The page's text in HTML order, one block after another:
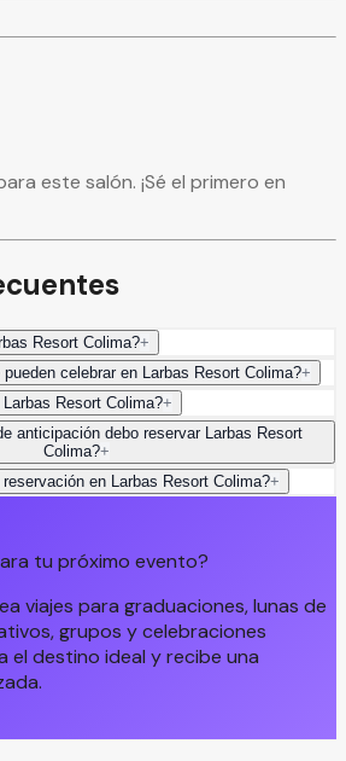
este salón. ¡Sé el primero en
Resort Colima?+
celebrar en Larbas Resort Colima?+
Resort Colima?+
anticipación debo reservar Larbas Resort
Colima?+
en Larbas Resort Colima?+
tu próximo evento?
viajes para graduaciones, lunas de
grupos y celebraciones
el destino ideal y recibe una